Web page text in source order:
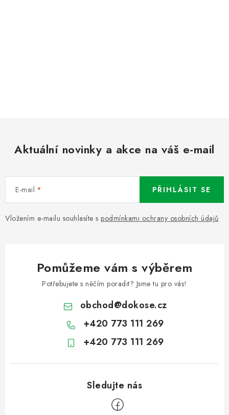
Aktuální novinky a akce na váš e-mail
E-mail
Vložením e-mailu souhlasíte s podmínkami ochrany osobních údajů
PŘIHLÁSIT SE
Pomůžeme vám s výběrem
Potřebujete s něčím poradit? Jsme tu pro vás!
obchod@dokose.cz
+420 773 111 269
+420 773 111 269